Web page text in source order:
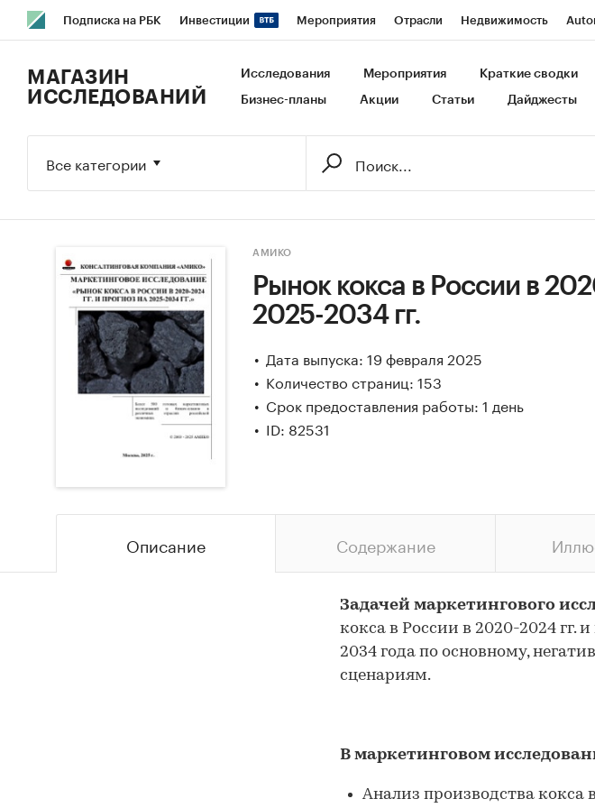
Подписка на РБК Инвестиции Мероприятия Отрасли Недвижимость
Исследования Кредитные рейтинги Франшизы Газета Спецпроекты СПб
МАГАЗИН
ИССЛЕДОВАНИЙ
Исследования Мероприятия Краткие сводки
Бизнес-планы Акции Статьи Дайджесты
Все категории
АМИКО
Рынок кокса в России в
2025-2034 гг.
Дата выпуска: 19 февраля 2025
Количество страниц: 153
Срок предоставления работы: 1 день
ID: 82531
Описание Содержание
Задачей маркетингового
кокса в России в 2020-2024 гг.
2034 года по основному,
сценариям.
В маркетинговом
Анализ производства кокса